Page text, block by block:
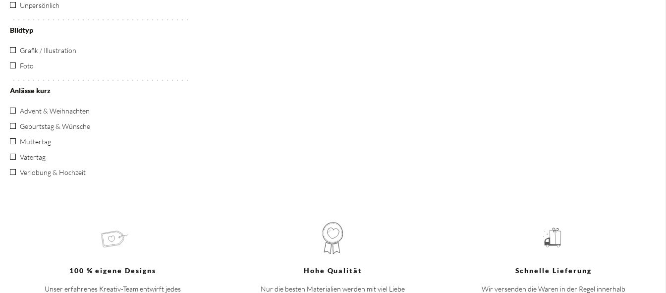
Unpersönlich
Bildtyp
Grafik / Illustration
Foto
Anlässe kurz
Advent & Weihnachten
Geburtstag & Wünsche
Muttertag
Vatertag
Verlobung & Hochzeit
100 % eigene Designs
Unser erfahrenes Kreativ-Team entwirft jedes
Hohe Qualität
Nur die besten Materialien werden mit viel Liebe
Schnelle Lieferung
Wir versenden die Waren in der Regel innerhalb